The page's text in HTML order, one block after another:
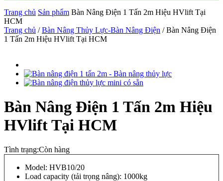
Trang chủ Sản phẩm Bàn Nâng Điện 1 Tấn 2m Hiệu HVlift Tại
HCM
Trang chủ /Bàn Nâng Thủy Lực-Bàn Nâng Điện / Bàn Nâng Điện
1 Tấn 2m Hiệu HVlift Tại HCM
Bàn Nâng Điện 1 Tấn 2m Hiệu
HVlift Tại HCM
Tình trạng:Còn hàng
Model: HVB10/20
Load capacity (tải trọng nâng): 1000kg